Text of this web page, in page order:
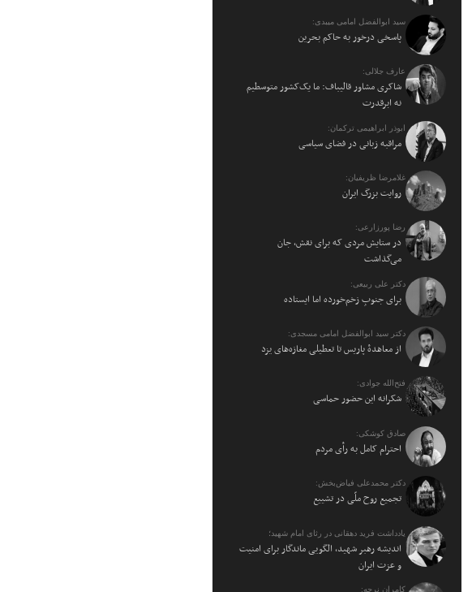
سید ابوالفضل امامی میبدی:
پاسخی درخور به حاکم بحرین
عارف جلالی:
شاکری مشاور قالیباف: ما یک‌کشور متوسطیم
نه ابرقدرت
ابوذر ابراهیمی ترکمان:
مراقبه زبانی در فضای سیاسی
غلامرضا ظریفیان:
روایت بزرگ ایران
رضا پورزارعی:
در ستایش مردی که برای نقش، جان
می‌گذاشت
دکتر علی ربیعی:
برای جنوبِ زخم‌خورده اما ایستاده
دکتر سید ابوالفضل امامی مسجدی:
از معاهدهٔ پاریس تا تعطیلی مغازه‌های یزد
فتح‌الله جوادی:
شکرانه این حضور حماسی
صادق کوشکی:
احترام کامل به رأی مردم
دکتر محمدعلی فیاض‌بخش:
تجمیع روح ملّی در تشییع
یادداشت فرید دهقانی در رثای امام شهید؛
اندیشه رهبر شهید، الگویی ماندگار برای امنیت
و عزت ایران
کامران نرجه: